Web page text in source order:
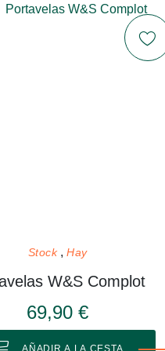
Stock Hay
W&S Complot
69,90 €
AÑADIR A LA CESTA